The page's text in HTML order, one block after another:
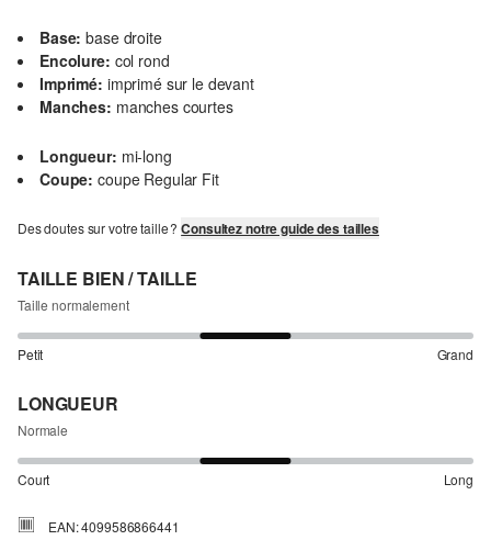
Base: base droite
Encolure: col rond
Imprimé: imprimé sur le devant
Manches: manches courtes
Longueur: mi-long
Coupe: coupe Regular Fit
Des doutes sur votre taille ?Consultez notre guide des tailles
TAILLE BIEN / TAILLE
Taille normalement
Petit Grand
LONGUEUR
Normale
Court Long
EAN: 4099586866441